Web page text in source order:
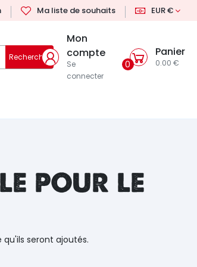
Ma liste de souhaits EUR €
Rechercher
Mon
compte
Se
connecter
0
Panier
0.00 €
pour le
seront ajoutés.